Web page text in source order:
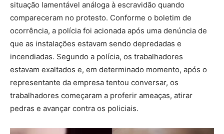
situação lamentável análoga à escravidão quando
compareceram no protesto. Conforme o boletim de
ocorrência, a polícia foi acionada após uma denúncia de
que as instalações estavam sendo depredadas e
incendiadas. Segundo a polícia, os trabalhadores
estavam exaltados e, em determinado momento, após o
representante da empresa tentou conversar, os
trabalhadores começaram a proferir ameaças, atirar
pedras e avançar contra os policiais.